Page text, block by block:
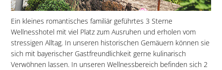
Ein kleines romantisches familiär geführtes 3 Sterne
Wellnesshotel mit viel Platz zum Ausruhen und erholen vom
stressigen Alltag. In unseren historischen Gemäuern können sie
sich mit bayerischer Gastfreundlichkeit gerne kulinarisch
Verwöhnen lassen. In unseren Wellnessbereich befinden sich 2